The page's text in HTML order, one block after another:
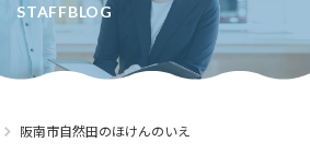
阪南市自然田のほけんのいえ